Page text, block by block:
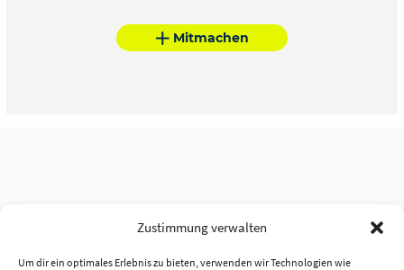
Zustimmung verwalten
Um dir ein optimales Erlebnis zu bieten, verwenden wir Technologien wie
Mitmachen